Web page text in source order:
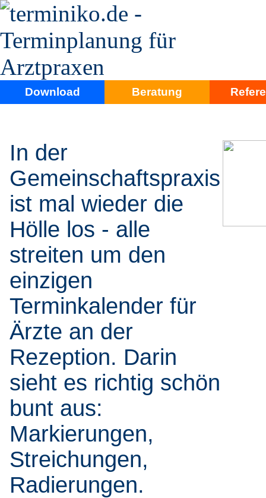
Download Beratung
In der
Gemeinschaftspraxis
ist mal wieder die
Hölle los - alle
streiten um den
einzigen
Terminkalender für
Ärzte an der
Rezeption. Darin
sieht es richtig schön
bunt aus:
Markierungen,
Streichungen,
Radierungen.